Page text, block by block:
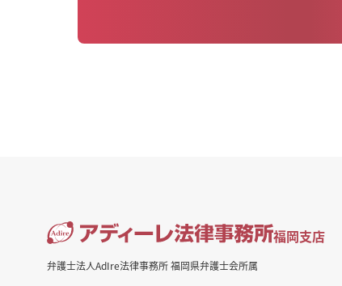
福岡支店
弁護士法人AdIre法律事務所 福岡県弁護士会所属